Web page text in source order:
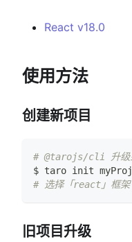
React v18.0
使用方法
创建新项目
# @tarojs/cli 升级
$ taro init
# 选择「react」框架
旧项目升级